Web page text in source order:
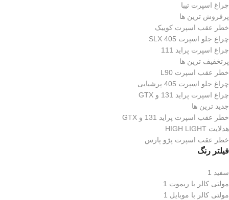
چراغ اسپرت تیبا
پرفروش ترین ها
خطر عقب اسپرت کوییک
چراغ جلو اسپرت 405 SLX
چراغ اسپرت پراید 111
پرتخفیف ترین ها
خطر عقب اسپرت L90
چراغ جلو اسپرت 405 پرشیایی
چراغ اسپرت پراید 131 و GTX
جدید ترین ها
خطر عقب اسپرت پراید 131 و GTX
هدلایت HIGH LIGHT
خطر عقب اسپرت پژو پارس
فیلتر رنگ
سفید 1
مولتی کالر با ریموت 1
مولتی کالر با موبایل 1